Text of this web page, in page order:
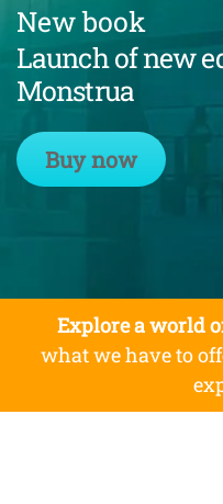
New book
Launch of new
Monstrua
Buy now
Explore a world
what we have to